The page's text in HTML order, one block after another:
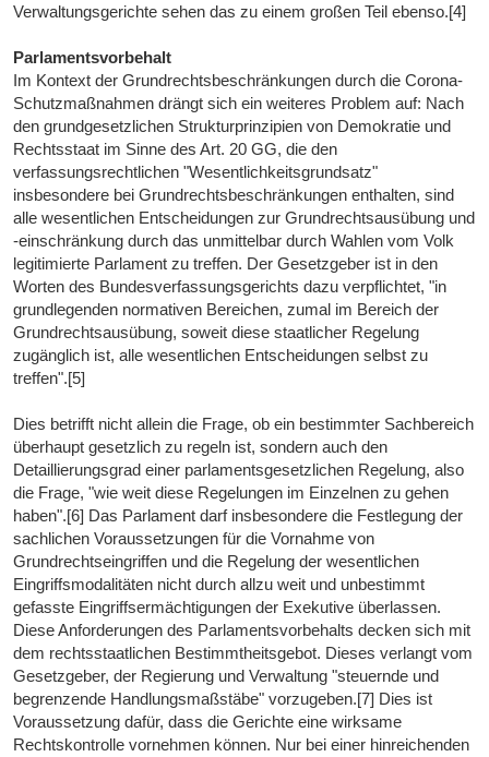
Verwaltungsgerichte sehen das zu einem großen Teil ebenso.[4]
Parlamentsvorbehalt
Im Kontext der Grundrechtsbeschränkungen durch die Corona-
Schutzmaßnahmen drängt sich ein weiteres Problem auf: Nach
den grundgesetzlichen Strukturprinzipien von Demokratie und
Rechtsstaat im Sinne des Art. 20 GG, die den
verfassungsrechtlichen "Wesentlichkeitsgrundsatz"
insbesondere bei Grundrechtsbeschränkungen enthalten, sind
alle wesentlichen Entscheidungen zur Grundrechtsausübung und
-einschränkung durch das unmittelbar durch Wahlen vom Volk
legitimierte Parlament zu treffen. Der Gesetzgeber ist in den
Worten des Bundesverfassungsgerichts dazu verpflichtet, "in
grundlegenden normativen Bereichen, zumal im Bereich der
Grundrechtsausübung, soweit diese staatlicher Regelung
zugänglich ist, alle wesentlichen Entscheidungen selbst zu
treffen".[5]
Dies betrifft nicht allein die Frage, ob ein bestimmter Sachbereich
überhaupt gesetzlich zu regeln ist, sondern auch den
Detaillierungsgrad einer parlamentsgesetzlichen Regelung, also
die Frage, "wie weit diese Regelungen im Einzelnen zu gehen
haben".[6] Das Parlament darf insbesondere die Festlegung der
sachlichen Voraussetzungen für die Vornahme von
Grundrechtseingriffen und die Regelung der wesentlichen
Eingriffsmodalitäten nicht durch allzu weit und unbestimmt
gefasste Eingriffsermächtigungen der Exekutive überlassen.
Diese Anforderungen des Parlamentsvorbehalts decken sich mit
dem rechtsstaatlichen Bestimmtheitsgebot. Dieses verlangt vom
Gesetzgeber, der Regierung und Verwaltung "steuernde und
begrenzende Handlungsmaßstäbe" vorzugeben.[7] Dies ist
Voraussetzung dafür, dass die Gerichte eine wirksame
Rechtskontrolle vornehmen können. Nur bei einer hinreichenden